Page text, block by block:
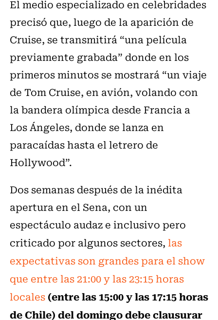
El medio especializado en celebridades
precisó que, luego de la aparición de
Cruise, se transmitirá “una película
previamente grabada” donde en los
primeros minutos se mostrará “un viaje
de Tom Cruise, en avión, volando con
la bandera olímpica desde Francia a
Los Ángeles, donde se lanza en
paracaídas hasta el letrero de
Hollywood”.
Dos semanas después de la inédita
apertura en el Sena, con un
espectáculo audaz e inclusivo pero
criticado por algunos sectores,las
expectativas son grandes para el show
que entre las 21:00 y las 23:15 horas
locales(entre las 15:00 y las 17:15 horas
de Chile) del domingo debe clausurar